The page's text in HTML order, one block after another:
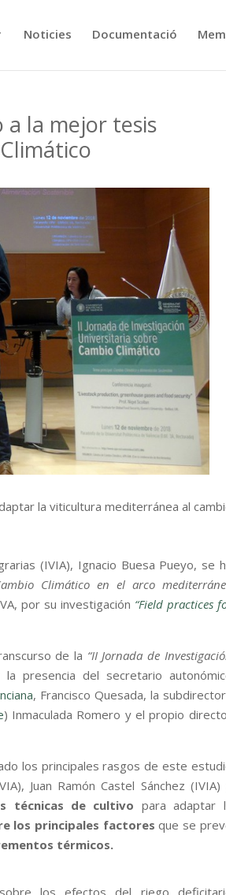
Noticies Documentació
a la mejor tesis
la viticultura mediterránea al
(IVIA), Ignacio Buesa Pueyo, se
Climático en el arco
por su investigación “Field practices
de la “II Jornada de
presencia del secretario
, Francisco Quesada, la
) Inmaculada Romero y el propio
los principales rasgos de este
Juan Ramón Castel Sánchez (IVIA)
técnicas de cultivo para adaptar
los principales factoresque se
térmicos.